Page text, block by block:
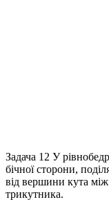
Задача 12 У
бічної сторони,
від вершини кута
трикутника.